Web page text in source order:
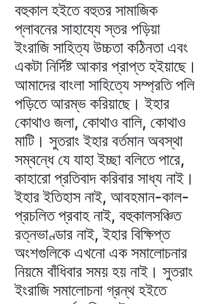
বহুকাল হইতে বহুতর সামাজিক
প্লাবনের সাহায্যে স্তর পড়িয়া
ইংরাজি সাহিত্য উচ্চতা কঠিনতা এবং
একটা নির্দিষ্ট আকার প্রাপ্ত হইয়াছে।
আমাদের বাংলা সাহিত্যে সম্প্রতি পলি
পড়িতে আরম্ভ করিয়াছে। ইহার
কোথাও জলা, কোথাও বালি, কোথাও
মাটি। সুতরাং ইহার বর্তমান অবস্থা
সম্বন্ধে যে যাহা ইচ্ছা বলিতে পারে,
কাহারো প্রতিবাদ করিবার সাধ্য নাই।
ইহার ইতিহাস নাই, আবহমান-কাল-
প্রচলিত প্রবাহ নাই, বহুকালসঞ্চিত
রত্নভাণ্ডার নাই, ইহার বিক্ষিপ্ত
অংশগুলিকে এখনো এক সমালোচনার
নিয়মে বাঁধিবার সময় হয় নাই। সুতরাং
ইংরাজি সমালোচনা গ্রন্থ হইতে